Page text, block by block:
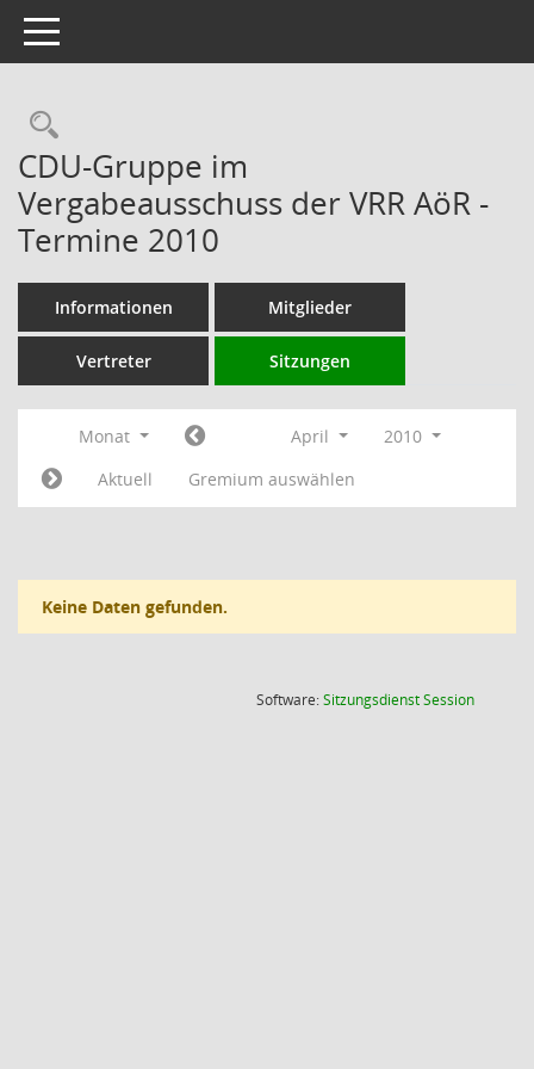
Toggle navigation
Rechercheauswahl
CDU-Gruppe im
Vergabeausschuss der VRR AöR -
Termine 2010
Informationen Mitglieder
Vertreter Sitzungen
Monat April
2010
Aktuell
Gremium auswählen
Keine Daten gefunden.
Software:SitzungsdienstSession(Wird in